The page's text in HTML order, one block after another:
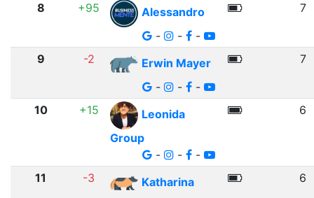
8 +95
Alessandro
-
- -
7
9 -2
Erwin Mayer
-
- -
7
10 +15
Leonida
Group
-
- -
6
11 -3
Katharina
6